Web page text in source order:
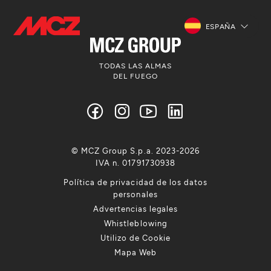
ESPAÑA
TODAS LAS ALMAS
DEL FUEGO
Política de privacidad de los datos
personales
Advertencias legales
Whistleblowing
Utilizo de Cookie
Mapa Web
© MCZ Group S.p.a. 2023-2026
IVA n. 01791730938